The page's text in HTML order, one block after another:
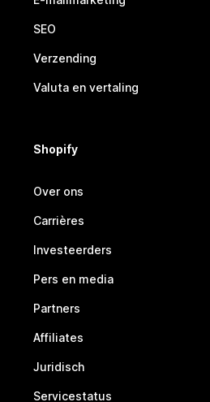
SEO
Verzending
Valuta en vertaling
Shopify
Over ons
Carrières
Investeerders
Pers en media
Partners
Affiliates
Juridisch
Servicestatus